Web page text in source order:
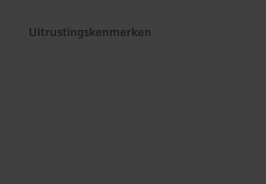
Uitrustingskenmerken